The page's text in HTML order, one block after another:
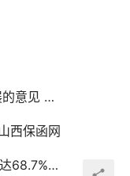
〕19号
西保函网
西保函网